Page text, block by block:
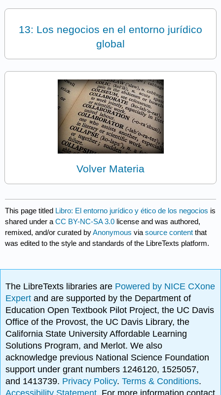
13: Los negocios en el entorno jurídico
global
Volver Materia
This page titled Libro: El entorno jurídico y ético de los negocios is
shared under aCC BY-NC-SA 3.0 license and was authored,
remixed, and/or curated byAnonymous viasource content that
was edited to the style and standards of the LibreTexts platform.
The LibreTexts libraries are Powered by NICE CXone
Expertand are supported by the Department of
Education Open Textbook Pilot Project, the UC Davis
Office of the Provost, the UC Davis Library, the
California State University Affordable Learning
Solutions Program, and Merlot. We also
acknowledge previous National Science Foundation
support under grant numbers 1246120, 1525057,
and 1413739. Privacy Policy.Terms & Conditions.
Accessibility Statement . For more information contact